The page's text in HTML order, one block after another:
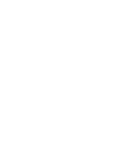
anzeigen
anzeigen
anzeigen